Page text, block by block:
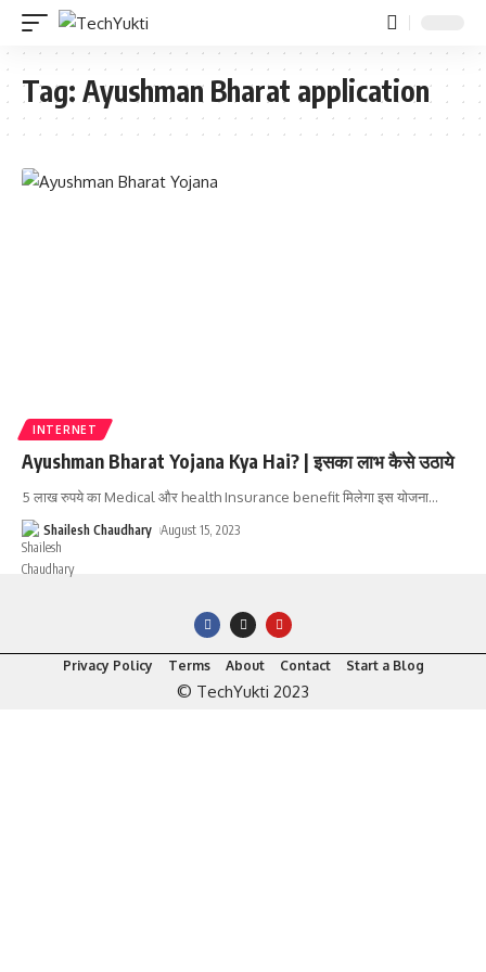
Tag: Ayushman Bharat application
INTERNET
Ayushman Bharat Yojana Kya Hai? | इसका लाभ कैसे उठाये
5 लाख रुपये का Medical और health Insurance benefit मिलेगा इस योजना…
Shailesh Chaudhary August 15, 2023
Privacy Policy Terms About Contact Start a Blog
© TechYukti 2023